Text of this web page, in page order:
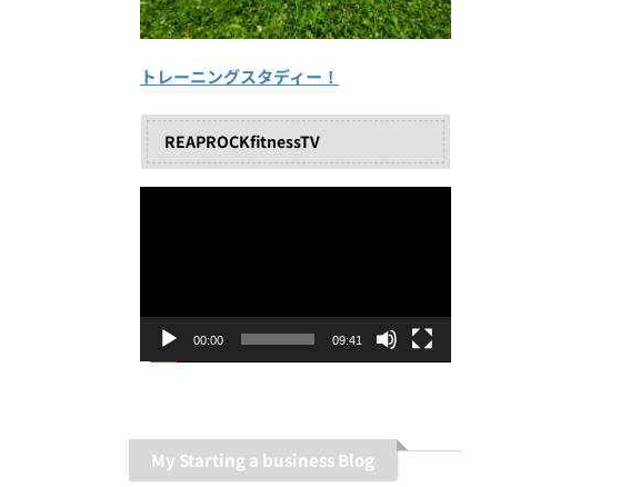
トレーニングスタディー！
REAPROCKfitnessTV
ー
00:00 09:41
My Starting a business Blog